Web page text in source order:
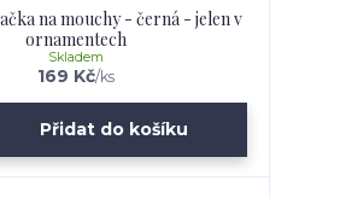
na mouchy - černá - jelen v
ornamentech
169 Kč/ks
Skladem
Přidat do košíku